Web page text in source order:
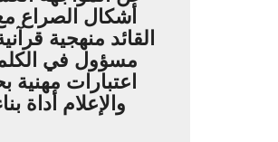
أشكال الصراع
القائد منهجية
مسؤول في
اعتبارات مهنية
والإعلام أداة